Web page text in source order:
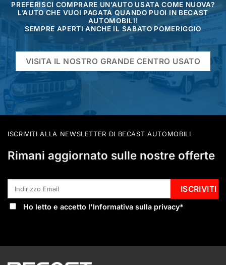
PREFERISCI COMPRARE UN’AUTO USATA COME NUOVA?
L’AUTO CHE VUOI PAGATA QUANDO PUOI IN BECAST
AUTOMOBILI!
SEMPRE APERTI ANCHE IL SABATO POMERIGGIO
VISITA IL NOSTRO GRANDE CENTRO USATO
ISCRIVITI ALLA NEWSLETTER DI BECAST AUTOMOBILI
Rimani aggiornato sulle nostre offerte
Ho letto e accetto l'Informativa sulla privacy*